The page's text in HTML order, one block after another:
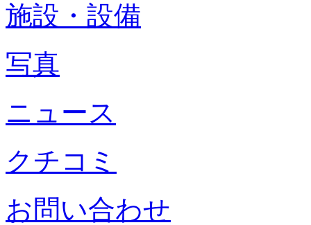
施設・設備
写真
ニュース
クチコミ
お問い合わせ